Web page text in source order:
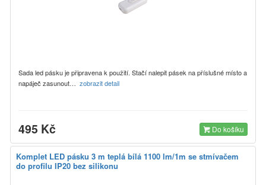
Sada led pásku je připravena k použití. Stačí nalepit pásek na příslušné místo a
napáječ zasunout… zobrazit detail
495 Kč Do košíku
Komplet LED pásku 3 m teplá bílá 1100 lm/1m se stmívačem
do profilu IP20 bez silikonu